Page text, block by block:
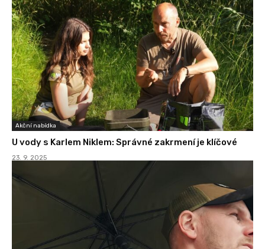
Akční nabídka
U vody s Karlem Niklem: Správné zakrmení je klíčové
23. 9. 2025